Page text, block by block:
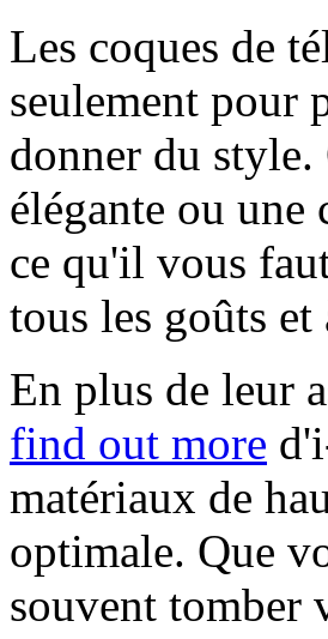
Les coques de
seulement pour
donner du style.
élégante ou une
ce qu'il vous
tous les goûts et
En plus de leur
find out more
matériaux de
optimale. Que
souvent tomber